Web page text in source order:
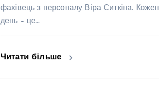
фахівець з персоналу Віра Ситкіна. Кожен
день – це…
Читати більше